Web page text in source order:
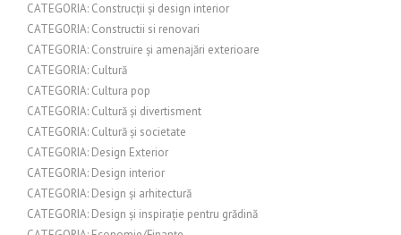
CATEGORIA: Construcții și design interior
CATEGORIA: Constructii si renovari
CATEGORIA: Construire și amenajări exterioare
CATEGORIA: Cultură
CATEGORIA: Cultura pop
CATEGORIA: Cultură și divertisment
CATEGORIA: Cultură și societate
CATEGORIA: Design Exterior
CATEGORIA: Design interior
CATEGORIA: Design și arhitectură
CATEGORIA: Design și inspirație pentru grădină